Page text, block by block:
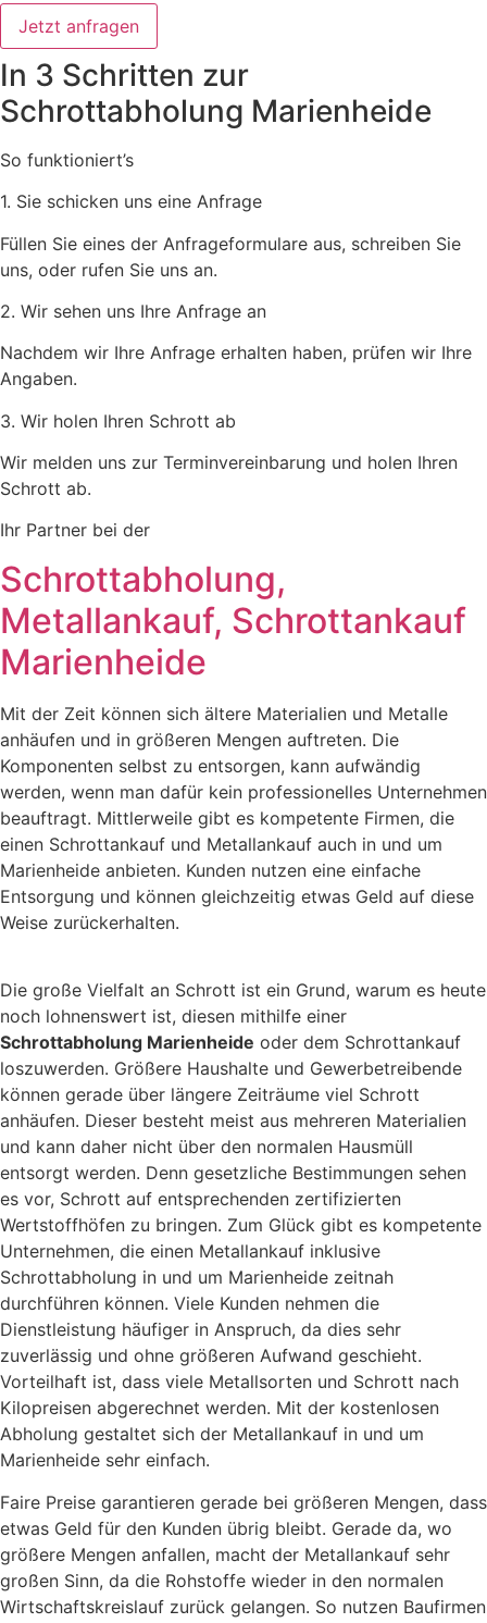
Jetzt anfragen
In 3 Schritten zur
Schrottabholung Marienheide
So funktioniert’s
1. Sie schicken uns eine Anfrage
Füllen Sie eines der Anfrageformulare aus, schreiben Sie
uns, oder rufen Sie uns an.
2. Wir sehen uns Ihre Anfrage an
Nachdem wir Ihre Anfrage erhalten haben, prüfen wir Ihre
Angaben.
3. Wir holen Ihren Schrott ab
Wir melden uns zur Terminvereinbarung und holen Ihren
Schrott ab.
Ihr Partner bei der
Schrottabholung,
Metallankauf, Schrottankauf
Marienheide
Mit der Zeit können sich ältere Materialien und Metalle
anhäufen und in größeren Mengen auftreten. Die
Komponenten selbst zu entsorgen, kann aufwändig
werden, wenn man dafür kein professionelles Unternehmen
beauftragt. Mittlerweile gibt es kompetente Firmen, die
einen Schrottankauf und Metallankauf auch in und um
Marienheide anbieten. Kunden nutzen eine einfache
Entsorgung und können gleichzeitig etwas Geld auf diese
Weise zurückerhalten.
Die große Vielfalt an Schrott ist ein Grund, warum es heute
noch lohnenswert ist, diesen mithilfe einer
Schrottabholung Marienheide oder dem Schrottankauf
loszuwerden. Größere Haushalte und Gewerbetreibende
können gerade über längere Zeiträume viel Schrott
anhäufen. Dieser besteht meist aus mehreren Materialien
und kann daher nicht über den normalen Hausmüll
entsorgt werden. Denn gesetzliche Bestimmungen sehen
es vor, Schrott auf entsprechenden zertifizierten
Wertstoffhöfen zu bringen. Zum Glück gibt es kompetente
Unternehmen, die einen Metallankauf inklusive
Schrottabholung in und um Marienheide zeitnah
durchführen können. Viele Kunden nehmen die
Dienstleistung häufiger in Anspruch, da dies sehr
zuverlässig und ohne größeren Aufwand geschieht.
Vorteilhaft ist, dass viele Metallsorten und Schrott nach
Kilopreisen abgerechnet werden. Mit der kostenlosen
Abholung gestaltet sich der Metallankauf in und um
Marienheide sehr einfach.
Faire Preise garantieren gerade bei größeren Mengen, dass
etwas Geld für den Kunden übrig bleibt. Gerade da, wo
größere Mengen anfallen, macht der Metallankauf sehr
großen Sinn, da die Rohstoffe wieder in den normalen
Wirtschaftskreislauf zurück gelangen. So nutzen Baufirmen